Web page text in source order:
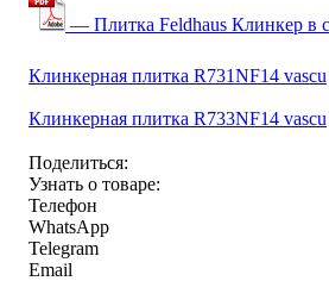
— Плитка Feldhaus Клинкер
Клинкерная плитка R731NF14 vascu
Клинкерная плитка R733NF14 vascu
Поделиться:
Узнать о товаре:
Телефон
WhatsApp
Telegram
Email